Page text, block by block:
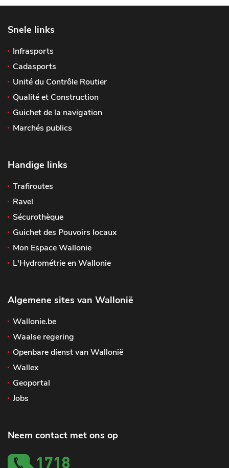
Snele links
Infrasports
Cadasports
Unité du Contrôle Routier
Qualité et Construction
Guichet de la navigation
Marchés publics
Handige links
Trafiroutes
Ravel
Sécurothèque
Guichet des Pouvoirs locaux
Mon Espace Wallonie
L'Hydrométrie en Wallonie
Algemene sites van Wallonië
Wallonie.be
Waalse regering
Openbare dienst van Wallonië
Wallex
Geoportal
Jobs
Neem contact met ons op